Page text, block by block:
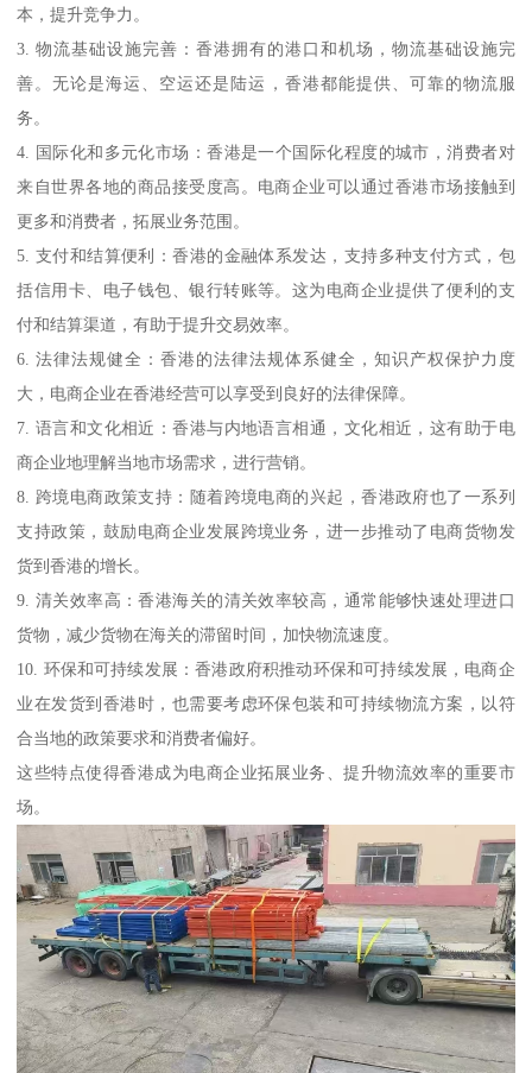
本，提升竞争力。
3. 物流基础设施完善：香港拥有的港口和机场，物流基础设施完
善。无论是海运、空运还是陆运，香港都能提供、可靠的物流服
务。
4. 国际化和多元化市场：香港是一个国际化程度的城市，消费者对
来自世界各地的商品接受度高。电商企业可以通过香港市场接触到
更多和消费者，拓展业务范围。
5. 支付和结算便利：香港的金融体系发达，支持多种支付方式，包
括信用卡、电子钱包、银行转账等。这为电商企业提供了便利的支
付和结算渠道，有助于提升交易效率。
6. 法律法规健全：香港的法律法规体系健全，知识产权保护力度
大，电商企业在香港经营可以享受到良好的法律保障。
7. 语言和文化相近：香港与内地语言相通，文化相近，这有助于电
商企业地理解当地市场需求，进行营销。
8. 跨境电商政策支持：随着跨境电商的兴起，香港政府也了一系列
支持政策，鼓励电商企业发展跨境业务，进一步推动了电商货物发
货到香港的增长。
9. 清关效率高：香港海关的清关效率较高，通常能够快速处理进口
货物，减少货物在海关的滞留时间，加快物流速度。
10. 环保和可持续发展：香港政府积推动环保和可持续发展，电商企
业在发货到香港时，也需要考虑环保包装和可持续物流方案，以符
合当地的政策要求和消费者偏好。
这些特点使得香港成为电商企业拓展业务、提升物流效率的重要市
场。